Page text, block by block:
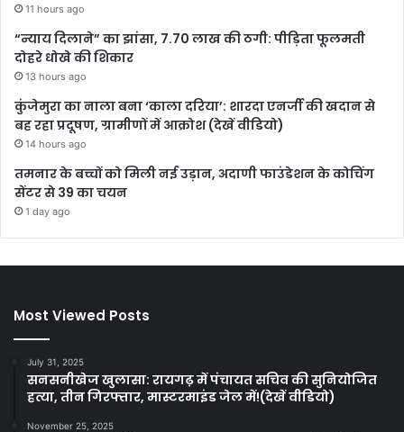
11 hours ago
“न्याय दिलाने” का झांसा, 7.70 लाख की ठगी: पीड़िता फूलमती
दोहरे धोखे की शिकार
13 hours ago
कुंजेमुरा का नाला बना ‘काला दरिया’: शारदा एनर्जी की खदान से
बह रहा प्रदूषण, ग्रामीणों में आक्रोश (देखें वीडियो)
14 hours ago
तमनार के बच्चों को मिली नई उड़ान, अदाणी फाउंडेशन के कोचिंग
सेंटर से 39 का चयन
1 day ago
Most Viewed Posts
July 31, 2025
सनसनीखेज खुलासा: रायगढ़ में पंचायत सचिव की सुनियोजित
हत्या, तीन गिरफ्तार, मास्टरमाइंड जेल में!(देखें वीडियो)
November 25, 2025